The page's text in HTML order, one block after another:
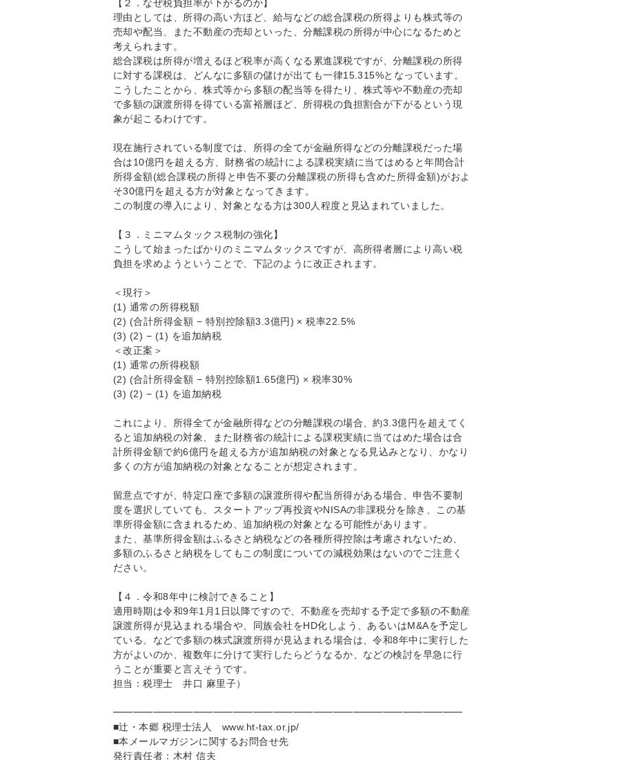
【２．なぜ税負担率が下がるのか】
理由としては、所得の高い方ほど、給与などの総合課税の所得よりも株式等の
売却や配当、また不動産の売却といった、分離課税の所得が中心になるためと
考えられます。
総合課税は所得が増えるほど税率が高くなる累進課税ですが、分離課税の所得
に対する課税は、どんなに多額の儲けが出ても一律15.315%となっています。
こうしたことから、株式等から多額の配当等を得たり、株式等や不動産の売却
で多額の譲渡所得を得ている富裕層ほど、所得税の負担割合が下がるという現
象が起こるわけです。
現在施行されている制度では、所得の全てが金融所得などの分離課税だった場
合は10億円を超える方、財務省の統計による課税実績に当てはめると年間合計
所得金額(総合課税の所得と申告不要の分離課税の所得も含めた所得金額)がおよ
そ30億円を超える方が対象となってきます。
この制度の導入により、対象となる方は300人程度と見込まれていました。
【３．ミニマムタックス税制の強化】
こうして始まったばかりのミニマムタックスですが、高所得者層により高い税
負担を求めようということで、下記のように改正されます。
＜現行＞
(1) 通常の所得税額
(2) (合計所得金額 − 特別控除額3.3億円) × 税率22.5%
(3) (2) − (1) を追加納税
＜改正案＞
(1) 通常の所得税額
(2) (合計所得金額 − 特別控除額1.65億円) × 税率30%
(3) (2) − (1) を追加納税
これにより、所得全てが金融所得などの分離課税の場合、約3.3億円を超えてく
ると追加納税の対象、また財務省の統計による課税実績に当てはめた場合は合
計所得金額で約6億円を超える方が追加納税の対象となる見込みとなり、かなり
多くの方が追加納税の対象となることが想定されます。
留意点ですが、特定口座で多額の譲渡所得や配当所得がある場合、申告不要制
度を選択していても、スタートアップ再投資やNISAの非課税分を除き、この基
準所得金額に含まれるため、追加納税の対象となる可能性があります。
また、基準所得金額はふるさと納税などの各種所得控除は考慮されないため、
多額のふるさと納税をしてもこの制度についての減税効果はないのでご注意く
ださい。
【４．令和8年中に検討できること】
適用時期は令和9年1月1日以降ですので、不動産を売却する予定で多額の不動産
譲渡所得が見込まれる場合や、同族会社をHD化しよう、あるいはM&Aを予定し
ている、などで多額の株式譲渡所得が見込まれる場合は、令和8年中に実行した
方がよいのか、複数年に分けて実行したらどうなるか、などの検討を早急に行
うことが重要と言えそうです。
担当：税理士 井口 麻里子）
━━━━━━━━━━━━━━━━━━━━━━━━━━━━━━━━━━━
■辻・本郷 税理士法人 www.ht-tax.or.jp/
■本メールマガジンに関するお問合せ先
発行責任者：木村 信夫